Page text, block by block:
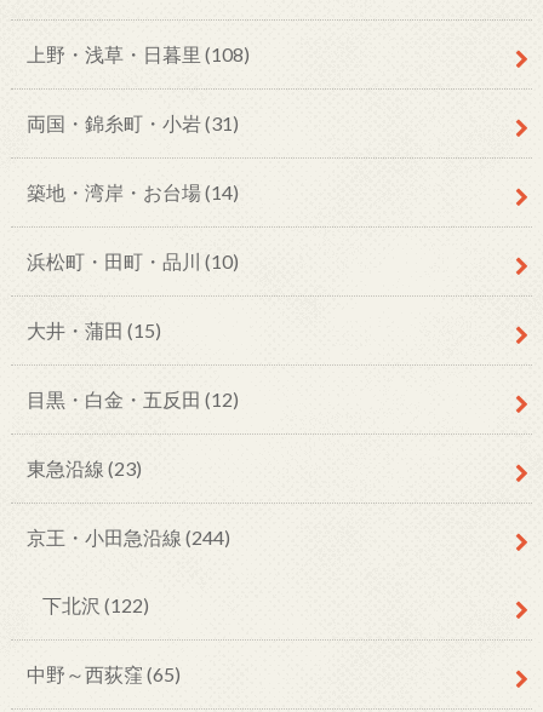
上野・浅草・日暮里 (108)
両国・錦糸町・小岩(31)
築地・湾岸・お台場(14)
浜松町・田町・品川 (10)
大井・蒲田 (15)
目黒・白金・五反田 (12)
東急沿線 (23)
京王・小田急沿線 (244)
下北沢 (122)
中野～西荻窪 (65)